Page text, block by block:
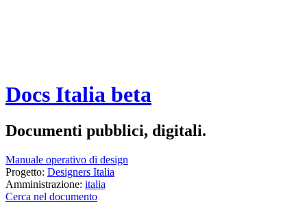
Docs Italia beta
Documenti pubblici, digitali.
Manuale operativo di design
Progetto: Designers Italia
Amministrazione: italia
Cerca nel documento